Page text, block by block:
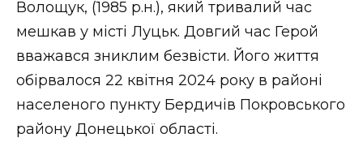
Волощук, (1985 р.н.), який тривалий час
мешкав у місті Луцьк. Довгий час Герой
вважався зниклим безвісти. Його життя
обірвалося 22 квітня 2024 року в районі
населеного пункту Бердичів Покровського
району Донецької області.